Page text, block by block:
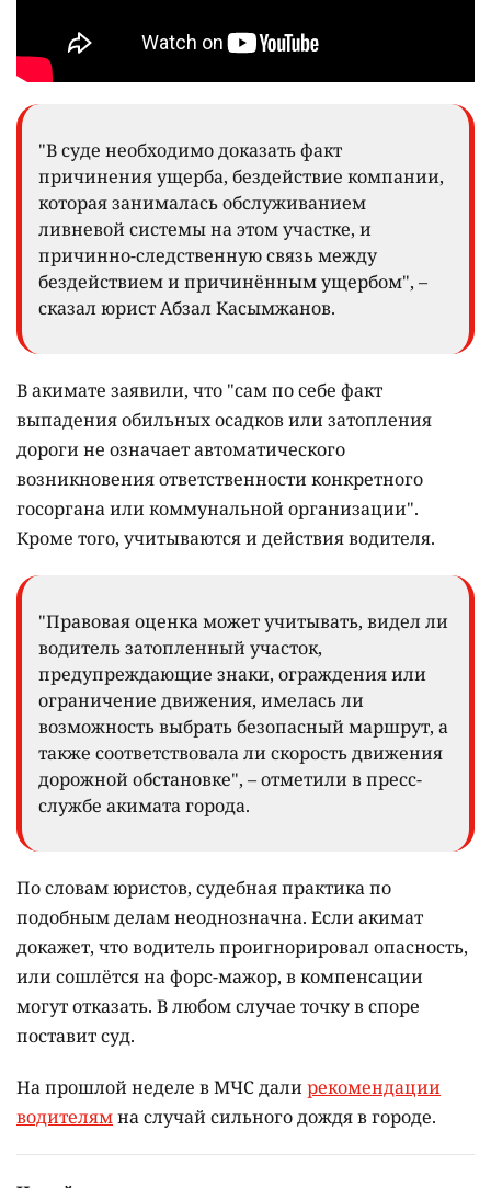
"В суде необходимо доказать факт
причинения ущерба, бездействие компании,
которая занималась обслуживанием
ливневой системы на этом участке, и
причинно-следственную связь между
бездействием и причинённым ущербом", –
сказал юрист Абзал Касымжанов.
В акимате заявили, что "сам по себе факт
выпадения обильных осадков или затопления
дороги не означает автоматического
возникновения ответственности конкретного
госоргана или коммунальной организации".
Кроме того, учитываются и действия водителя.
"Правовая оценка может учитывать, видел ли
водитель затопленный участок,
предупреждающие знаки, ограждения или
ограничение движения, имелась ли
возможность выбрать безопасный маршрут, а
также соответствовала ли скорость движения
дорожной обстановке", – отметили в пресс-
службе акимата города.
По словам юристов, судебная практика по
подобным делам неоднозначна. Если акимат
докажет, что водитель проигнорировал опасность,
или сошлётся на форс-мажор, в компенсации
могут отказать. В любом случае точку в споре
поставит суд.
На прошлой неделе в МЧС далирекомендации
водителямна случай сильного дождя в городе.